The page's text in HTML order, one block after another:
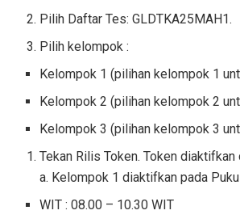
Pilih Daftar Tes: GLDTKA25MAH1.
Pilih kelompok :
Kelompok 1 (pilihan kelompok 1
Kelompok 2 (pilihan kelompok 2
Kelompok 3 (pilihan kelompok 3
Tekan Rilis Token. Token diaktifkan
a. Kelompok 1 diaktifkan pada
WIT : 08.00 – 10.30 WIT